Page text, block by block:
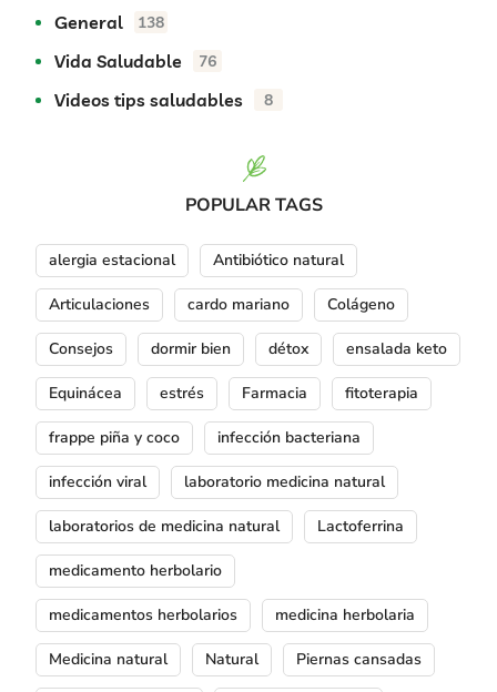
General 138
Vida Saludable 76
Videos tips saludables 8
POPULAR TAGS
alergia estacional Antibiótico natural
Articulaciones cardo mariano Colágeno
Consejos dormir bien détox ensalada keto
Equinácea estrés Farmacia fitoterapia
frappe piña y coco infección bacteriana
infección viral laboratorio medicina natural
laboratorios de medicina natural Lactoferrina
medicamento herbolario
medicamentos herbolarios medicina herbolaria
Medicina natural Natural Piernas cansadas